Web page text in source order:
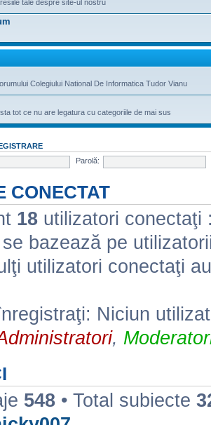
tale despre site-ul nostru
Colegiului National De Informatica Tudor Vianu
tot ce nu are legatura cu categoriile de mai sus
Parolă:
CONECTAT
18 utilizatori conectaţi
bazează pe
utilizatori conectaţi
Niciun
,
548 • Total subiecte